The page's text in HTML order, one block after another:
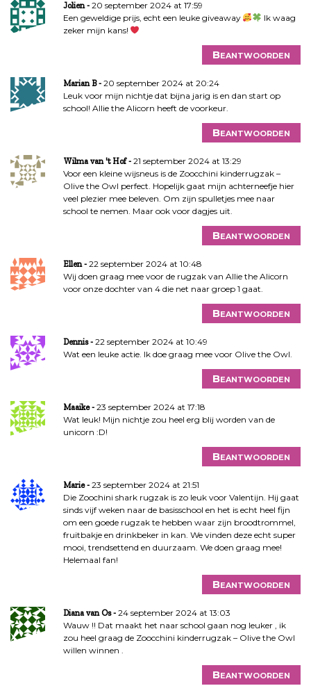
Jolien
20 september 2024 at 17:59
Een geweldige prijs, echt een leuke giveaway
Ik waag
zeker mijn kans!
Beantwoorden
Marian B
20 september 2024 at 20:24
Leuk voor mijn nichtje dat bijna jarig is en dan start op
school! Allie the Alicorn heeft de voorkeur.
Beantwoorden
Wilma van 't Hof
21 september 2024 at 13:29
Voor een kleine wijsneus is de Zoocchini kinderrugzak –
Olive the Owl perfect. Hopelijk gaat mijn achterneefje hier
veel plezier mee beleven. Om zijn spulletjes mee naar
school te nemen. Maar ook voor dagjes uit.
Beantwoorden
Ellen
22 september 2024 at 10:48
Wij doen graag mee voor de rugzak van Allie the Alicorn
voor onze dochter van 4 die net naar groep 1 gaat.
Beantwoorden
Dennis
22 september 2024 at 10:49
Wat een leuke actie. Ik doe graag mee voor Olive the Owl.
Beantwoorden
Maaike
23 september 2024 at 17:18
Wat leuk! Mijn nichtje zou heel erg blij worden van de
unicorn :D!
Beantwoorden
Marie
23 september 2024 at 21:51
Die Zoochini shark rugzak is zo leuk voor Valentijn. Hij gaat
sinds vijf weken naar de basisschool en het is echt heel fijn
om een goede rugzak te hebben waar zijn broodtrommel,
fruitbakje en drinkbeker in kan. We vinden deze echt super
mooi, trendsettend en duurzaam. We doen graag mee!
Helemaal fan!
Beantwoorden
Diana van Os
24 september 2024 at 13:03
Wauw !! Dat maakt het naar school gaan nog leuker , ik
zou heel graag de Zoocchini kinderrugzak – Olive the Owl
willen winnen .
Beantwoorden